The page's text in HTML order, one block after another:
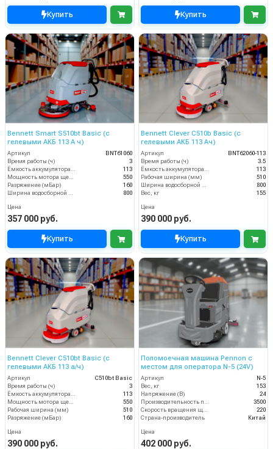
Купить Купить
Bennett Smart S510bt Basic (с
гелевыми АКБ 113 А ч)
Артикул
BNT61060
Время работы (ч)
3
Ёмкость аккумулятора (Ач)
113
Мощность мотора щеток
550
Разряжение (мБар)
160
Ширина водосборной рейки
800
Цена
357 000 руб.
Купить
Bennett Clever C510b Basic (с
гелевыми АКБ 113 Ач)
Артикул
BNT62060-113
Время работы (ч)
3.5
Ёмкость аккумулятора (Ач)
113
Рабочая ширина (мм)
510
Ширина водосборной рейки
800
Вес, кг
155
Цена
390 000 руб.
Купить
Bennett Clever C510bt Basic (с
гелевыми АКБ 113 а/ч)
Артикул
C510bt Basic
Время работы (ч)
3
113
550
Рабочая ширина (мм)
510
Разряжение (мБар)
160
Цена
390 000 руб.
Поломоечная машина Pennon с
местом для оператора N-5 (24V)
Артикул
N-5
Вес, кг
153
Напряжение (В)
24
3500
220
Страна-производитель
Китай
Цена
402 000 руб.